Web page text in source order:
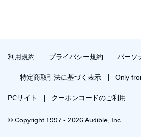
利用規約 プライバシー規約 パーソ
特定商取引法に基づく表示 Only
PCサイト クーポンコードのご利用
© Copyright 1997 - 2026 Audible, Inc